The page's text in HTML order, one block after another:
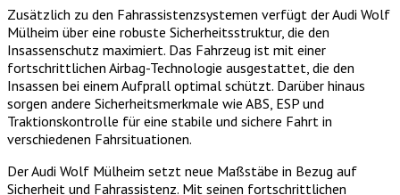
Zusätzlich zu den Fahrassistenzsystemen verfügt der Audi Wolf
Mülheim über eine robuste Sicherheitsstruktur, die den
Insassenschutz maximiert. Das Fahrzeug ist mit einer
fortschrittlichen Airbag-Technologie ausgestattet, die den
Insassen bei einem Aufprall optimal schützt. Darüber hinaus
sorgen andere Sicherheitsmerkmale wie ABS, ESP und
Traktionskontrolle für eine stabile und sichere Fahrt in
verschiedenen Fahrsituationen.
Der Audi Wolf Mülheim setzt neue Maßstäbe in Bezug auf
Sicherheit und Fahrassistenz. Mit seinen fortschrittlichen